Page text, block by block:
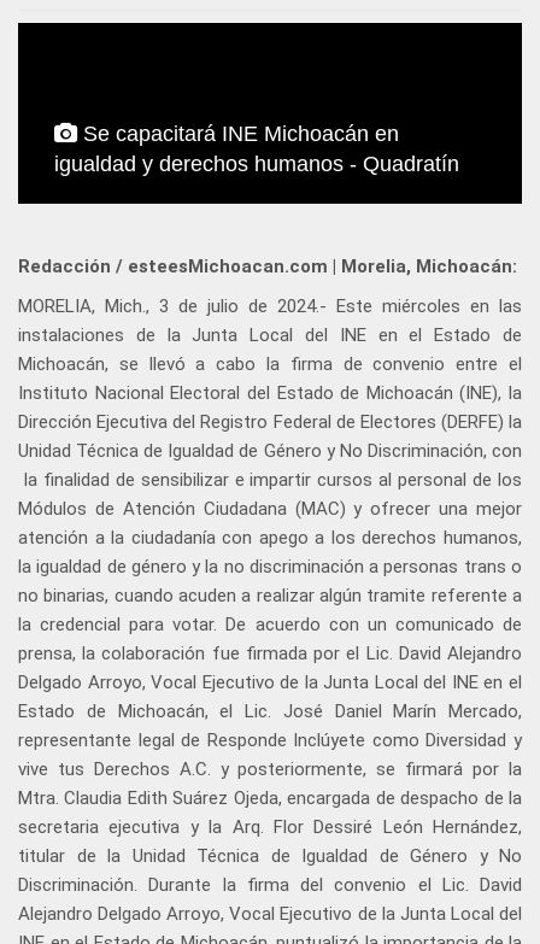
Se capacitará INE Michoacán en
igualdad y derechos humanos - Quadratín
Redacción / esteesMichoacan.com | Morelia, Michoacán:
MORELIA, Mich., 3 de julio de 2024.- Este miércoles en las
instalaciones de la Junta Local del INE en el Estado de
Michoacán, se llevó a cabo la firma de convenio entre el
Instituto Nacional Electoral del Estado de Michoacán (INE), la
Dirección Ejecutiva del Registro Federal de Electores (DERFE) la
Unidad Técnica de Igualdad de Género y No Discriminación, con
la finalidad de sensibilizar e impartir cursos al personal de los
Módulos de Atención Ciudadana (MAC) y ofrecer una mejor
atención a la ciudadanía con apego a los derechos humanos,
la igualdad de género y la no discriminación a personas trans o
no binarias, cuando acuden a realizar algún tramite referente a
la credencial para votar. De acuerdo con un comunicado de
prensa, la colaboración fue firmada por el Lic. David Alejandro
Delgado Arroyo, Vocal Ejecutivo de la Junta Local del INE en el
Estado de Michoacán, el Lic. José Daniel Marín Mercado,
representante legal de Responde Inclúyete como Diversidad y
vive tus Derechos A.C. y posteriormente, se firmará por la
Mtra. Claudia Edith Suárez Ojeda, encargada de despacho de la
secretaria ejecutiva y la Arq. Flor Dessiré León Hernández,
titular de la Unidad Técnica de Igualdad de Género y No
Discriminación. Durante la firma del convenio el Lic. David
Alejandro Delgado Arroyo, Vocal Ejecutivo de la Junta Local del